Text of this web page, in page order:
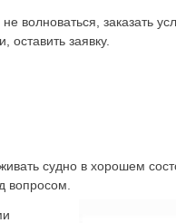
волноваться, заказать
заявку.
судно в хорошем
вопросом.